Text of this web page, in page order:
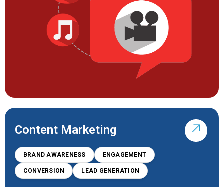
Content Marketing
BRAND AWARENESS ENGAGEMENT
CONVERSION LEAD GENERATION